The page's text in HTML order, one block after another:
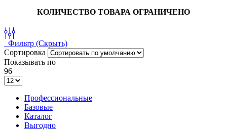
КОЛИЧЕСТВО ТОВАРА ОГРАНИЧЕНО
Фильтр (Скрыть)
Сортировка
Показывать по
96
Профессиональные
Базовые
Каталог
Выгодно